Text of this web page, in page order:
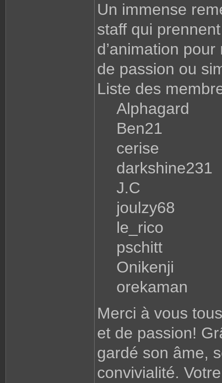
Un immense
staff qui
d’animation
de passion ou
Liste des
Alphagard
Ben21
cerise
darkshine231
J.C
joulzy68
le_rico
pschitt
Onikenji
orekaman
Merci à vous
et de passion!
gardé son âme,
convivialité.